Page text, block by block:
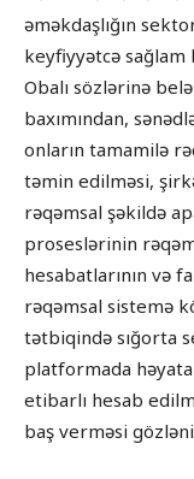
əməkdaşlığın
keyfiyyətcə
Obalı sözlərinə
baxımından,
onların tamamilə
təmin edilməsi,
rəqəmsal şəkildə
proseslərinin
hesabatlarının və
rəqəmsal sistemə
tətbiqində sığorta
platformada
etibarlı hesab
baş verməsi